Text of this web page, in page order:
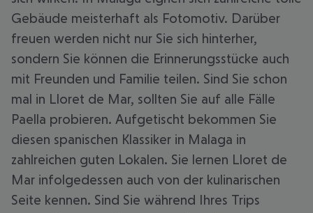
Gebäude meisterhaft als Fotomotiv. Darüber
freuen werden nicht nur Sie sich hinterher,
sondern Sie können die Erinnerungsstücke auch
mit Freunden und Familie teilen. Sind Sie schon
mal in Lloret de Mar, sollten Sie auf alle Fälle
Paella probieren. Aufgetischt bekommen Sie
diesen spanischen Klassiker in Malaga in
zahlreichen guten Lokalen. Sie lernen Lloret de
Mar infolgedessen auch von der kulinarischen
Seite kennen. Sind Sie während Ihres Trips